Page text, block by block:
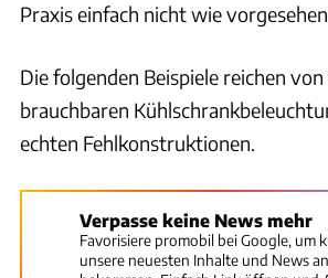
Praxis einfach nicht wie
Die folgenden Beispiele reichen
brauchbaren
echten Fehlkonstruktionen.
Verpasse keine News mehr
Favorisiere promobil bei Google, um
unsere neuesten Inhalte und News